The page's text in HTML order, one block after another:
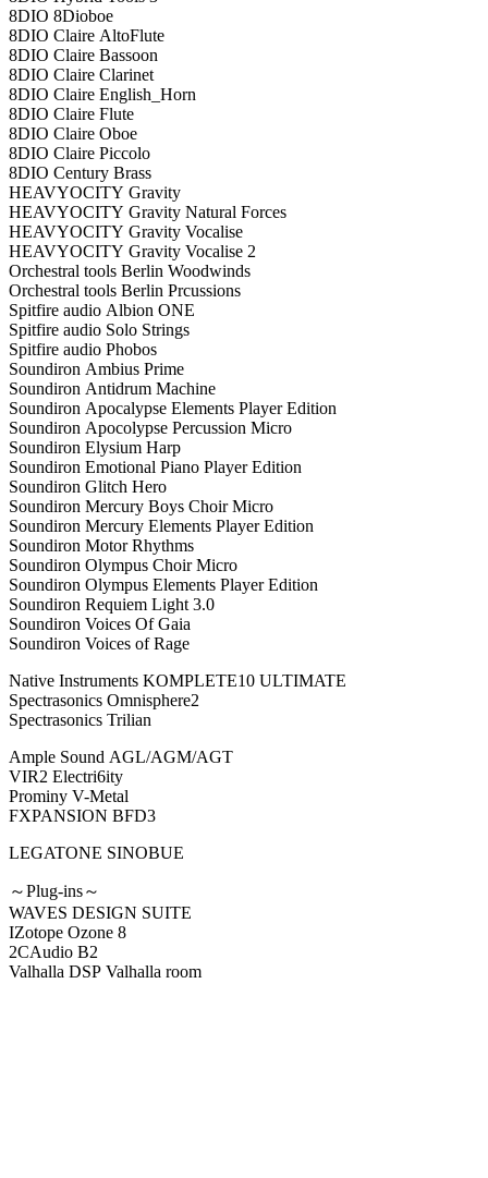
8DIO 8Dioboe
8DIO Claire AltoFlute
8DIO Claire Bassoon
8DIO Claire Clarinet
8DIO Claire English_Horn
8DIO Claire Flute
8DIO Claire Oboe
8DIO Claire Piccolo
8DIO Century Brass
HEAVYOCITY Gravity
HEAVYOCITY Gravity Natural Forces
HEAVYOCITY Gravity Vocalise
HEAVYOCITY Gravity Vocalise 2
Orchestral tools Berlin Woodwinds
Orchestral tools Berlin Prcussions
Spitfire audio Albion ONE
Spitfire audio Solo Strings
Spitfire audio Phobos
Soundiron Ambius Prime
Soundiron Antidrum Machine
Soundiron Apocalypse Elements Player Edition
Soundiron Apocolypse Percussion Micro
Soundiron Elysium Harp
Soundiron Emotional Piano Player Edition
Soundiron Glitch Hero
Soundiron Mercury Boys Choir Micro
Soundiron Mercury Elements Player Edition
Soundiron Motor Rhythms
Soundiron Olympus Choir Micro
Soundiron Olympus Elements Player Edition
Soundiron Requiem Light 3.0
Soundiron Voices Of Gaia
Soundiron Voices of Rage
Native Instruments KOMPLETE10 ULTIMATE
Spectrasonics Omnisphere2
Spectrasonics Trilian
Ample Sound AGL/AGM/AGT
VIR2 Electri6ity
Prominy V-Metal
FXPANSION BFD3
LEGATONE SINOBUE
～Plug-ins～
WAVES DESIGN SUITE
IZotope Ozone 8
2CAudio B2
Valhalla DSP Valhalla room